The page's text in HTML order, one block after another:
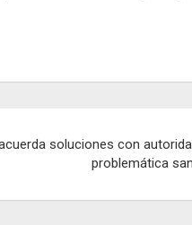
soluciones con
problemática